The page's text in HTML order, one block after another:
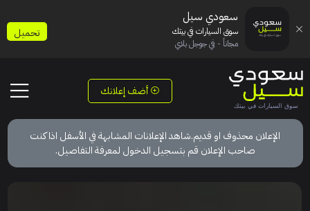
أضف إعلانك
الإعلان محذوف او قديم.شاهد الإعلانات المشابهة في الأسفل اذا كنت
صاحب الإعلان قم بتسجيل الدخول لمعرفة التفاصيل.
سعودي سيل
سوق السيارات في بيتك
مجاناً - في جوجل بلاي
تحميل